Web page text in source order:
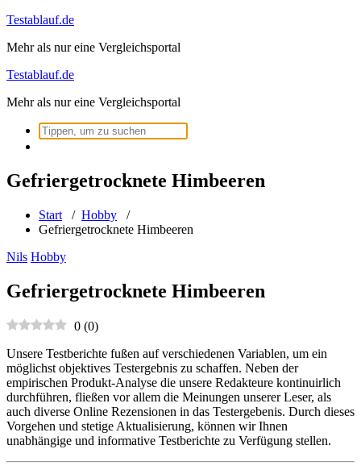
Zum
springen
Testablauf.de
Mehr als nur eine Vergleichsportal
Testablauf.de
Mehr als nur eine Vergleichsportal
Suchen
nach:
Gefriergetrocknete Himbeeren
Start / Hobby /
Gefriergetrocknete Himbeeren
Nils Hobby
Gefriergetrocknete Himbeeren
0 (0)
Unsere Testberichte fußen auf verschiedenen Variablen, um ein
möglichst objektives Testergebnis zu schaffen. Neben der
empirischen Produkt-Analyse die unsere Redakteure kontinuirlich
durchführen, fließen vor allem die Meinungen unserer Leser, als
auch diverse Online Rezensionen in das Testergebenis. Durch dieses
Vorgehen und stetige Aktualisierung, können wir Ihnen
unabhängige und informative Testberichte zu Verfügung stellen.